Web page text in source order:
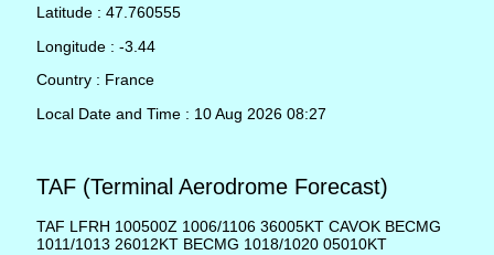
Latitude : 47.760555
Longitude : -3.44
Country : France
Local Date and Time : 10 Aug 2026 08:27
TAF (Terminal Aerodrome Forecast)
TAF LFRH 100500Z 1006/1106 36005KT CAVOK BECMG
1011/1013 26012KT BECMG 1018/1020 05010KT